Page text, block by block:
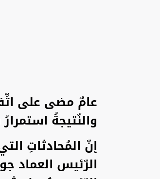
عامٌ مضى على
والنّتيجةُ
إنّ المُحادثاتِ
الرّئيس العماد